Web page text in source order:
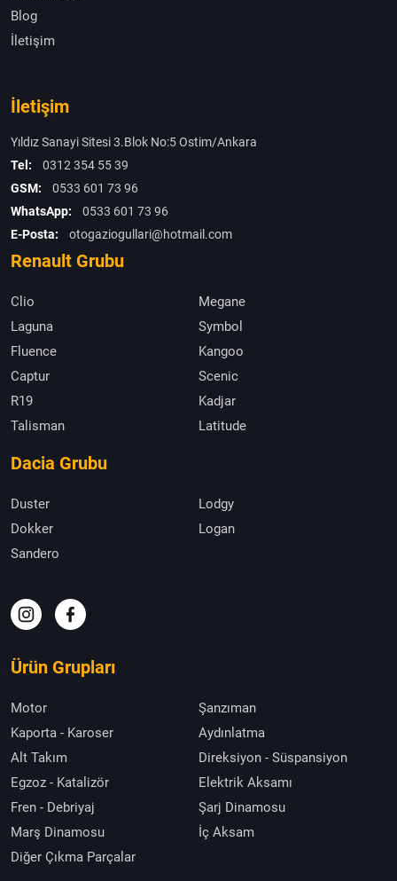
Blog
İletişim
İletişim
Yıldız Sanayi Sitesi 3.Blok No:5 Ostim/Ankara
Tel:
0312 354 55 39
GSM:
0533 601 73 96
WhatsApp:
0533 601 73 96
E-Posta:
otogaziogullari@hotmail.com
Renault Grubu
Clio
Megane
Laguna
Symbol
Fluence
Kangoo
Captur
Scenic
R19
Kadjar
Talisman
Latitude
Dacia Grubu
Duster
Lodgy
Dokker
Logan
Sandero
Ürün Grupları
Motor
Şanzıman
Kaporta - Karoser
Aydınlatma
Alt Takım
Direksiyon - Süspansiyon
Egzoz - Katalizör
Elektrik Aksamı
Fren - Debriyaj
Şarj Dinamosu
Marş Dinamosu
İç Aksam
Diğer Çıkma Parçalar